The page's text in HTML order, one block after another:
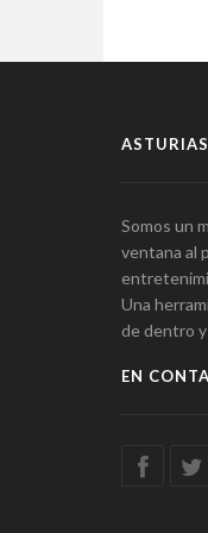
Somos un
ventana al
Una
de dentro
EN